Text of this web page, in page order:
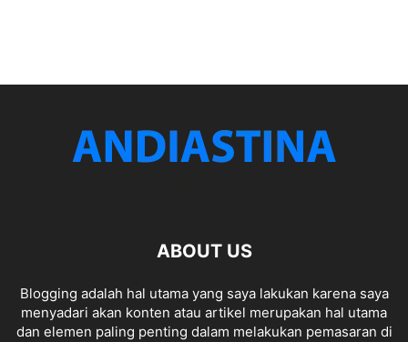
ABOUT US
Blogging adalah hal utama yang saya lakukan karena saya
menyadari akan konten atau artikel merupakan hal utama
dan elemen paling penting dalam melakukan pemasaran di